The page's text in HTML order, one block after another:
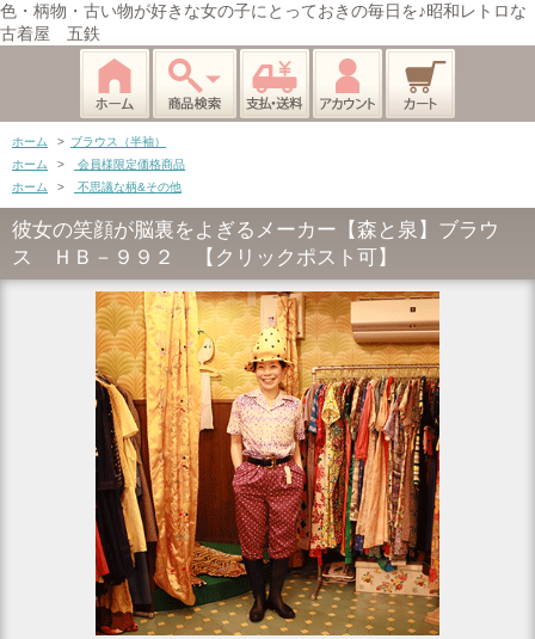
色・柄物・古い物が好きな女の子にとっておきの毎日を♪昭和レトロな
古着屋 五鉄
ホーム > ブラウス（半袖）
ホーム
>
会員様限定価格商品
ホーム
> 不思議な柄&その他
彼女の笑顔が脳裏をよぎるメーカー【森と泉】ブラウ
ス ＨＢ－９９２ 【クリックポスト可】